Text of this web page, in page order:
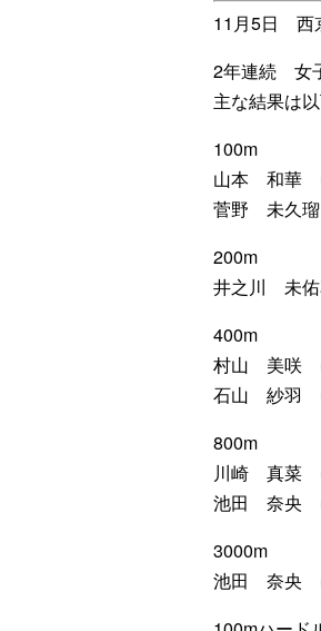
11月5日 西
2年連続 女
主な結果は
100m
山本 和華
菅野 未久
200m
井之川 未
400m
村山 美咲
石山 紗羽
800m
川崎 真菜
池田 奈央
3000m
池田 奈央